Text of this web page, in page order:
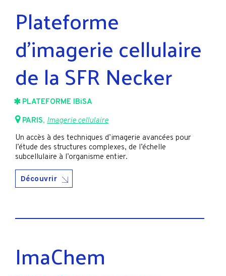
Plateforme
d’imagerie cellulaire
de la SFR Necker
PLATEFORME IBiSA
PARIS, Imagerie cellulaire
Un accès à des techniques d’imagerie avancées pour
l’étude des structures complexes, de l’échelle
subcellulaire à l’organisme entier.
Découvrir
ImaChem